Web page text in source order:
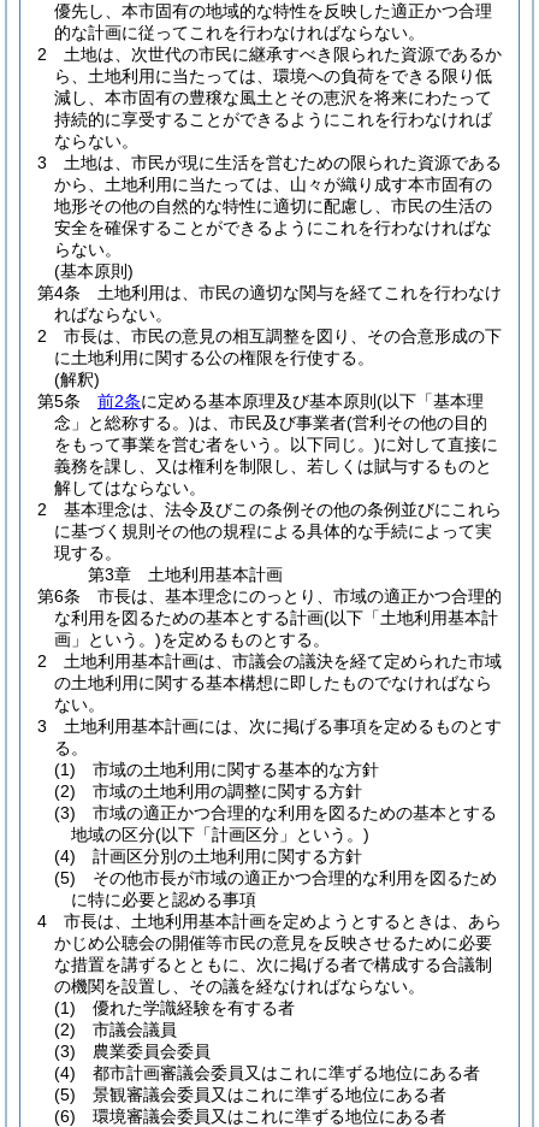
優先し、本市固有の地域的な特性を反映した適正かつ合理
的な計画に従ってこれを行わなければならない。
2
土地は、次世代の市民に継承すべき限られた資源であるか
ら、土地利用に当たっては、環境への負荷をできる限り低
減し、本市固有の豊穣な風土とその恵沢を将来にわたって
持続的に享受することができるようにこれを行わなければ
ならない。
3
土地は、市民が現に生活を営むための限られた資源である
から、土地利用に当たっては、山々が織り成す本市固有の
地形その他の自然的な特性に適切に配慮し、市民の生活の
安全を確保することができるようにこれを行わなければな
らない。
(基本原則)
第4条
土地利用は、市民の適切な関与を経てこれを行わなけ
ればならない。
2
市長は、市民の意見の相互調整を図り、その合意形成の下
に土地利用に関する公の権限を行使する。
(解釈)
第5条
前2条に定める基本原理及び基本原則 (以下「基本理
念」と総称する。)は、市民及び事業者(営利その他の目的
をもって事業を営む者をいう。以下同じ。)に対して直接に
義務を課し、又は権利を制限し、若しくは賦与するものと
解してはならない。
2
基本理念は、法令及びこの条例その他の条例並びにこれら
に基づく規則その他の規程による具体的な手続によって実
現する。
第3章
土地利用基本計画
第6条
市長は、基本理念にのっとり、市域の適正かつ合理的
な利用を図るための基本とする計画(以下「土地利用基本計
画」という。)を定めるものとする。
2
土地利用基本計画は、市議会の議決を経て定められた市域
の土地利用に関する基本構想に即したものでなければなら
ない。
3
土地利用基本計画には、次に掲げる事項を定めるものとす
る。
(1)
市域の土地利用に関する基本的な方針
(2)
市域の土地利用の調整に関する方針
(3)
市域の適正かつ合理的な利用を図るための基本とする
地域の区分(以下「計画区分」という。)
(4)
計画区分別の土地利用に関する方針
(5)
その他市長が市域の適正かつ合理的な利用を図るため
に特に必要と認める事項
4
市長は、土地利用基本計画を定めようとするときは、あら
かじめ公聴会の開催等市民の意見を反映させるために必要
な措置を講ずるとともに、次に掲げる者で構成する合議制
の機関を設置し、その議を経なければならない。
(1)
優れた学識経験を有する者
(2)
市議会議員
(3)
農業委員会委員
(4)
都市計画審議会委員又はこれに準ずる地位にある者
(5)
景観審議会委員又はこれに準ずる地位にある者
(6)
環境審議会委員又はこれに準ずる地位にある者